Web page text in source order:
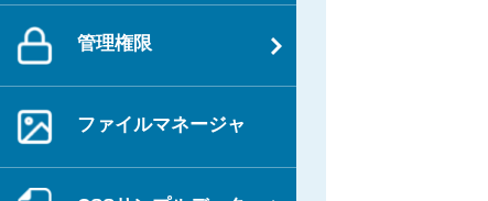
管理権限
ファイルマネージャ